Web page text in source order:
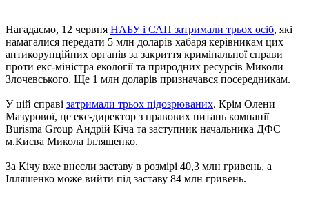
Нагадаємо, 12 червня НАБУ і САП затримали трьох осіб, які
намагалися передати 5 млн доларів хабаря керівникам цих
антикорупційних органів за закриття кримінальної справи
проти екс-міністра екології та природних ресурсів Миколи
Злочевського. Ще 1 млн доларів призначався посередникам.
У цій справі затримали трьох підозрюваних. Крім Олени
Мазурової, це екс-директор з правових питань компанії
Burisma Group Андрій Кіча та заступник начальника ДФС
м.Києва Микола Ілляшенко.
За Кічу вже внесли заставу в розмірі 40,3 млн гривень, а
Ілляшенко може вийти під заставу 84 млн гривень.